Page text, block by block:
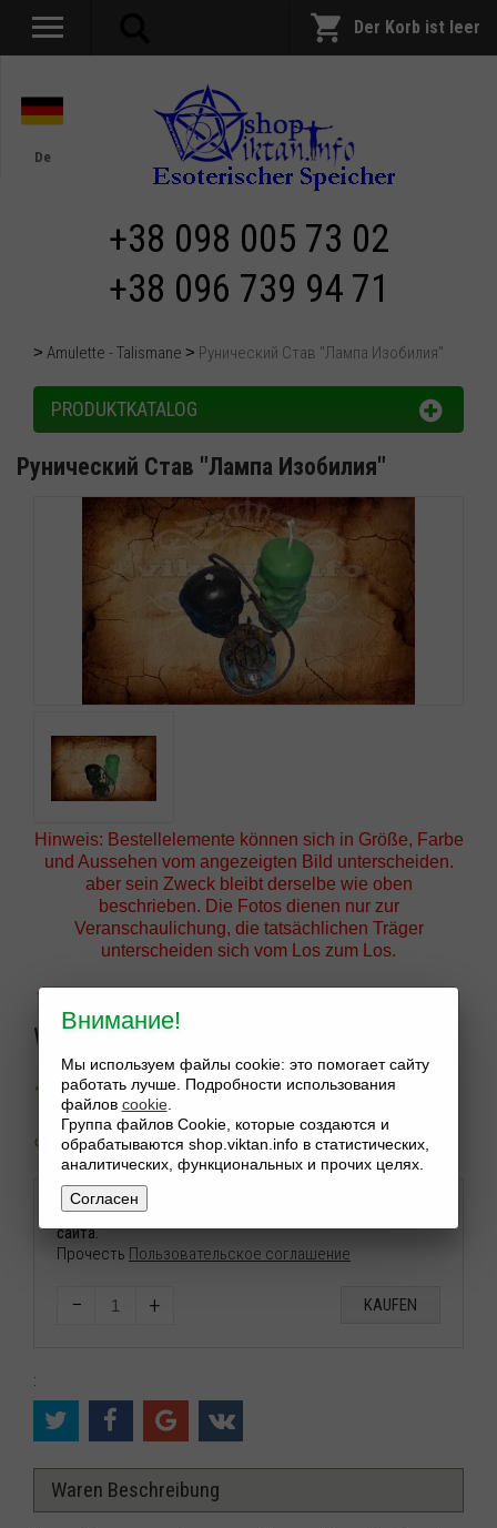
De
+38 098 005 73 02
+38 096 739 94 71
Der Korb ist leer
Amulette - Talismane Рунический Став "Лампа Изобилия"
PRODUKTKATALOG
Рунический Став "Лампа Изобилия"
Hinweis: Bestellelemente können sich in Größe, Farbe
und Aussehen vom angezeigten Bild unterscheiden.
aber sein Zweck bleibt derselbe wie oben
beschrieben. Die Fotos dienen nur zur
Veranschaulichung, die tatsächlichen Träger
unterscheiden sich vom Los zum Los.
Ware: Auf Lager
150$
Нажимая конопку купить вы подтверждаете правила
сайта.
Прочесть Пользовательское соглашение
− + KAUFEN
:
Waren Beschreibung
Внимание!
Мы используем файлы cookie: это помогает сайту
работать лучше. Подробности использования
файлов cookie.
Группа файлов Cookie, которые создаются и
обрабатываются shop.viktan.info в статистических,
аналитических, функциональных и прочих целях.
Согласен